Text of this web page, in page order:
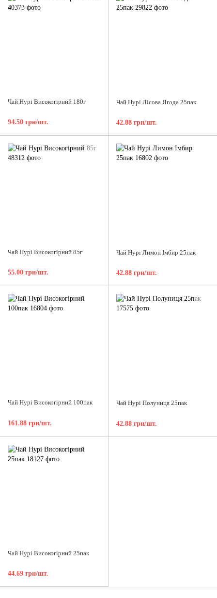
Чай Нурі Високогірний 180г
94.50 грн/шт.
Чай Нурі Лісова Ягода 25пак
42.88 грн/шт.
Чай Нурі Високогірний 85г
55.00 грн/шт.
Чай Нурі Лимон Імбир 25пак
42.88 грн/шт.
Чай Нурі Високогірний 100пак
161.88 грн/шт.
Чай Нурі Полуниця 25пак
42.88 грн/шт.
Чай Нурі Високогірний 25пак
44.69 грн/шт.